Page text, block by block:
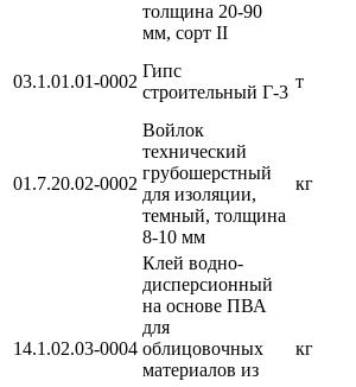
толщина 20-90
мм, сорт II
03.1.01.01-0002
Гипс
строительный Г-3
т
01.7.20.02-0002
Войлок
технический
грубошерстный
для изоляции,
темный, толщина
8-10 мм
кг
14.1.02.03-0004
Клей водно-
дисперсионный
на основе ПВА
для
облицовочных
материалов из
кг